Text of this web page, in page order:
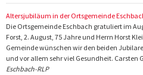
Altersjubiläum in der Ortsgemeinde
Die Ortsgemeinde Eschbach gratuliert im
Forst, 2. August, 75 Jahre und Herrn Horst
Gemeinde wünschen wir den beiden
und vor allem sehr viel Gesundheit. Carsten
Eschbach-RLP